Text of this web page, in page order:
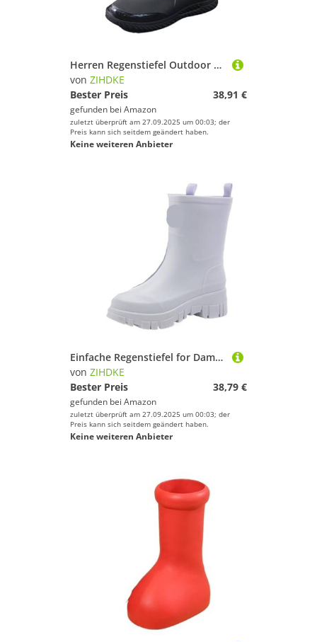
Herren Regenstiefel Outdoor Kurze Röhre Sportschuhe Angeln rutschfeste Arbeit Garten Gummischuhe Wasser Wellies Küche Knöchelschuhe Für Industrie Handwerk(Black-Plush,43)
von ZIHDKE
Bester Preis
38,91 €
gefunden bei Amazon
zuletzt überprüft am 27.09.2025 um 00:03; der
Preis kann sich seitdem geändert haben.
Keine weiteren Anbieter
Einfache Regenstiefel for Damen, Herbst und Winter, for Erwachsene, Bequeme, rutschfeste Gummischuhe mit Dicker Sohle Für Industrie Handwerk(Blue,41)
von ZIHDKE
Bester Preis
38,79 €
gefunden bei Amazon
zuletzt überprüft am 27.09.2025 um 00:03; der
Preis kann sich seitdem geändert haben.
Keine weiteren Anbieter